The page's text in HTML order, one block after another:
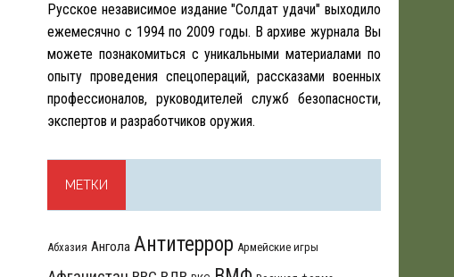
Русское независимое издание "Солдат удачи" выходило
ежемесячно с 1994 по 2009 годы. В архиве журнала Вы
можете познакомиться с уникальными материалами по
опыту проведения спецопераций, рассказами военных
профессионалов, руководителей служб безопасности,
экспертов и разработчиков оружия.
МЕТКИ
Абхазия Ангола Антитеррор Армейские игры